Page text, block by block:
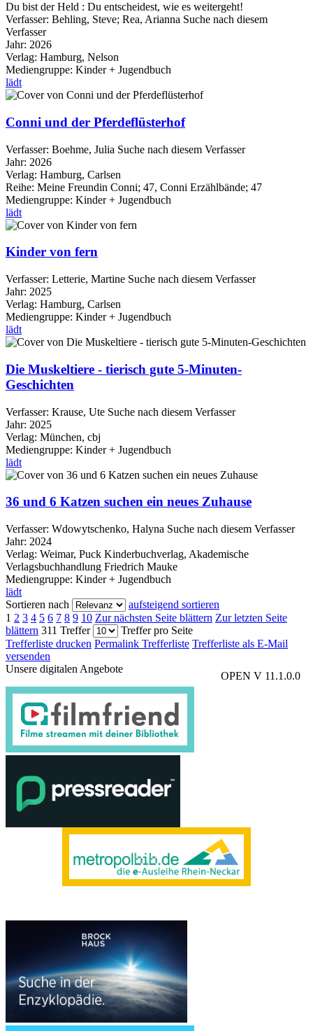
Du bist der Held : Du entscheidest, wie es weitergeht!
Verfasser: Behling, Steve; Rea, Arianna Suche nach diesem
Verfasser
Jahr: 2026
Verlag: Hamburg, Nelson
Mediengruppe: Kinder + Jugendbuch
lädt
Conni und der Pferdeflüsterhof
Verfasser: Boehme, Julia Suche nach diesem Verfasser
Jahr: 2026
Verlag: Hamburg, Carlsen
Reihe: Meine Freundin Conni; 47, Conni Erzählbände; 47
Mediengruppe: Kinder + Jugendbuch
lädt
Kinder von fern
Verfasser: Letterie, Martine Suche nach diesem Verfasser
Jahr: 2025
Verlag: Hamburg, Carlsen
Mediengruppe: Kinder + Jugendbuch
lädt
Die Muskeltiere - tierisch gute 5-Minuten-
Geschichten
Verfasser: Krause, Ute Suche nach diesem Verfasser
Jahr: 2025
Verlag: München, cbj
Mediengruppe: Kinder + Jugendbuch
lädt
36 und 6 Katzen suchen ein neues Zuhause
Verfasser: Wdowytschenko, Halyna Suche nach diesem Verfasser
Jahr: 2024
Verlag: Weimar, Puck Kinderbuchverlag, Akademische
Verlagsbuchhandlung Friedrich Mauke
Mediengruppe: Kinder + Jugendbuch
lädt
Sortieren nach
aufsteigend sortieren
1 2 3 4 5 6 7 8 9 10 Zur nächsten Seite blättern Zur letzten Seite
blättern 311 Treffer
Treffer pro Seite
Trefferliste drucken Permalink Trefferliste Trefferliste als E-Mail
versenden
OPEN V 11.1.0.0
Unsere digitalen Angebote